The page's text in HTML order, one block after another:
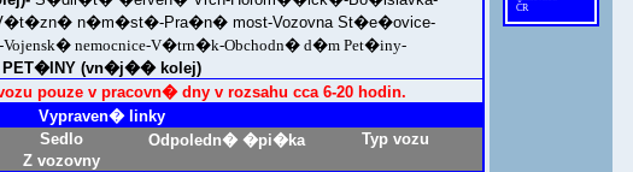
ČR
V�t�zn� n�m�st�-Pra�n� most-Vozovna St�e�ovice-
Vojensk� nemocnice-V�trn�k-Obchodn� d�m Pet�iny-
PET�INY (vn�j�� kolej)
pouze v pracovn� dny v rozsahu cca 6-20 hodin.
Vypraven� linky
Sedlo Odpoledn� �pi�ka
Typ vozu
Z vozovny